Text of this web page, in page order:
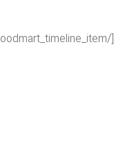
[/woodmart_timeline_item][/woodmart_timeline][/vc_column][/vc_row]